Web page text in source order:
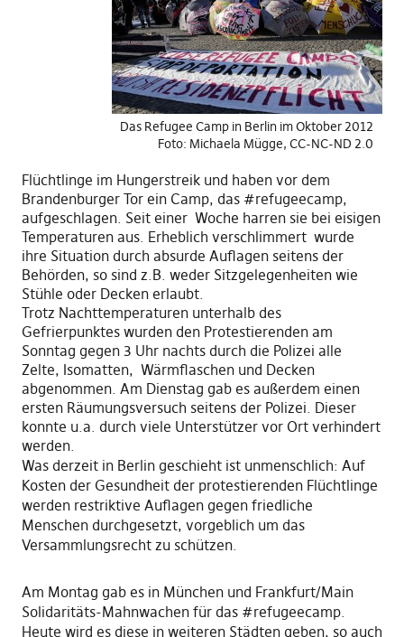
Das Refugee Camp in Berlin im Oktober 2012
Foto: Michaela Mügge, CC-NC-ND 2.0
Flüchtlinge im Hungerstreik und haben vor dem
Brandenburger Tor ein Camp, das #refugeecamp,
aufgeschlagen. Seit einer Woche harren sie bei eisigen
Temperaturen aus. Erheblich verschlimmert wurde
ihre Situation durch absurde Auflagen seitens der
Behörden, so sind z.B. weder Sitzgelegenheiten wie
Stühle oder Decken erlaubt.
Trotz Nachttemperaturen unterhalb des
Gefrierpunktes wurden den Protestierenden am
Sonntag gegen 3 Uhr nachts durch die Polizei alle
Zelte, Isomatten, Wärmflaschen und Decken
abgenommen. Am Dienstag gab es außerdem einen
ersten Räumungsversuch seitens der Polizei. Dieser
konnte u.a. durch viele Unterstützer vor Ort verhindert
werden.
Was derzeit in Berlin geschieht ist unmenschlich: Auf
Kosten der Gesundheit der protestierenden Flüchtlinge
werden restriktive Auflagen gegen friedliche
Menschen durchgesetzt, vorgeblich um das
Versammlungsrecht zu schützen.
Am Montag gab es in München und Frankfurt/Main
Solidaritäts-Mahnwachen für das #refugeecamp.
Heute wird es diese in weiteren Städten geben, so auch